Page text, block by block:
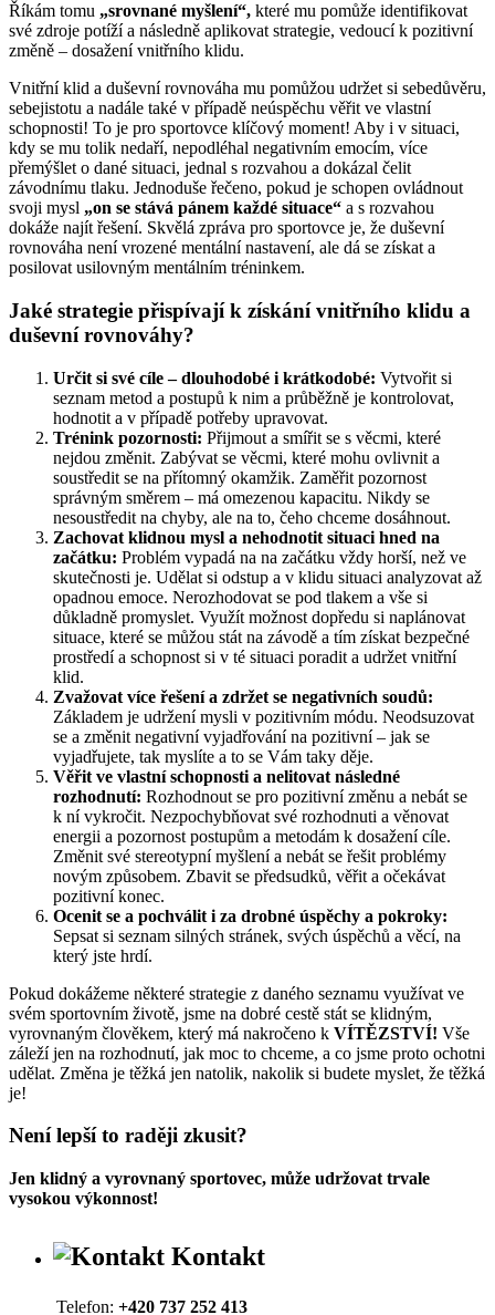
Říkám tomu „srovnané myšlení“, které mu pomůže identifikovat
své zdroje potíží a následně aplikovat strategie, vedoucí k pozitivní
změně – dosažení vnitřního klidu.
Vnitřní klid a duševní rovnováha mu pomůžou udržet si sebedůvěru,
sebejistotu a nadále také v případě neúspěchu věřit ve vlastní
schopnosti! To je pro sportovce klíčový moment! Aby i v situaci,
kdy se mu tolik nedaří, nepodléhal negativním emocím, více
přemýšlet o dané situaci, jednal s rozvahou a dokázal čelit
závodnímu tlaku. Jednoduše řečeno, pokud je schopen ovládnout
svoji mysl „on se stává pánem každé situace“ a s rozvahou
dokáže najít řešení. Skvělá zpráva pro sportovce je, že duševní
rovnováha není vrozené mentální nastavení, ale dá se získat a
posilovat usilovným mentálním tréninkem.
Jaké strategie přispívají k získání vnitřního klidu a
duševní rovnováhy?
Určit si své cíle – dlouhodobé i krátkodobé: Vytvořit si
seznam metod a postupů k nim a průběžně je kontrolovat,
hodnotit a v případě potřeby upravovat.
Trénink pozornosti: Přijmout a smířit se s věcmi, které
nejdou změnit. Zabývat se věcmi, které mohu ovlivnit a
soustředit se na přítomný okamžik. Zaměřit pozornost
správným směrem – má omezenou kapacitu. Nikdy se
nesoustředit na chyby, ale na to, čeho chceme dosáhnout.
Zachovat klidnou mysl a nehodnotit situaci hned na
začátku: Problém vypadá na na začátku vždy horší, než ve
skutečnosti je. Udělat si odstup a v klidu situaci analyzovat až
opadnou emoce. Nerozhodovat se pod tlakem a vše si
důkladně promyslet. Využít možnost dopředu si naplánovat
situace, které se můžou stát na závodě a tím získat bezpečné
prostředí a schopnost si v té situaci poradit a udržet vnitřní
klid.
Zvažovat více řešení a zdržet se negativních soudů:
Základem je udržení mysli v pozitivním módu. Neodsuzovat
se a změnit negativní vyjadřování na pozitivní – jak se
vyjadřujete, tak myslíte a to se Vám taky děje.
Věřit ve vlastní schopnosti a nelitovat následné
rozhodnutí: Rozhodnout se pro pozitivní změnu a nebát se
k ní vykročit. Nezpochybňovat své rozhodnuti a věnovat
energii a pozornost postupům a metodám k dosažení cíle.
Změnit své stereotypní myšlení a nebát se řešit problémy
novým způsobem. Zbavit se předsudků, věřit a očekávat
pozitivní konec.
Ocenit se a pochválit i za drobné úspěchy a pokroky:
Sepsat si seznam silných stránek, svých úspěchů a věcí, na
který jste hrdí.
Pokud dokážeme některé strategie z daného seznamu využívat ve
svém sportovním životě, jsme na dobré cestě stát se klidným,
vyrovnaným člověkem, který má nakročeno k VÍTĚZSTVÍ! Vše
záleží jen na rozhodnutí, jak moc to chceme, a co jsme proto ochotni
udělat. Změna je těžká jen natolik, nakolik si budete myslet, že těžká
je!
Není lepší to raději zkusit?
Jen klidný a vyrovnaný sportovec, může udržovat trvale
vysokou výkonnost!
Kontakt
Telefon: +420 737 252 413